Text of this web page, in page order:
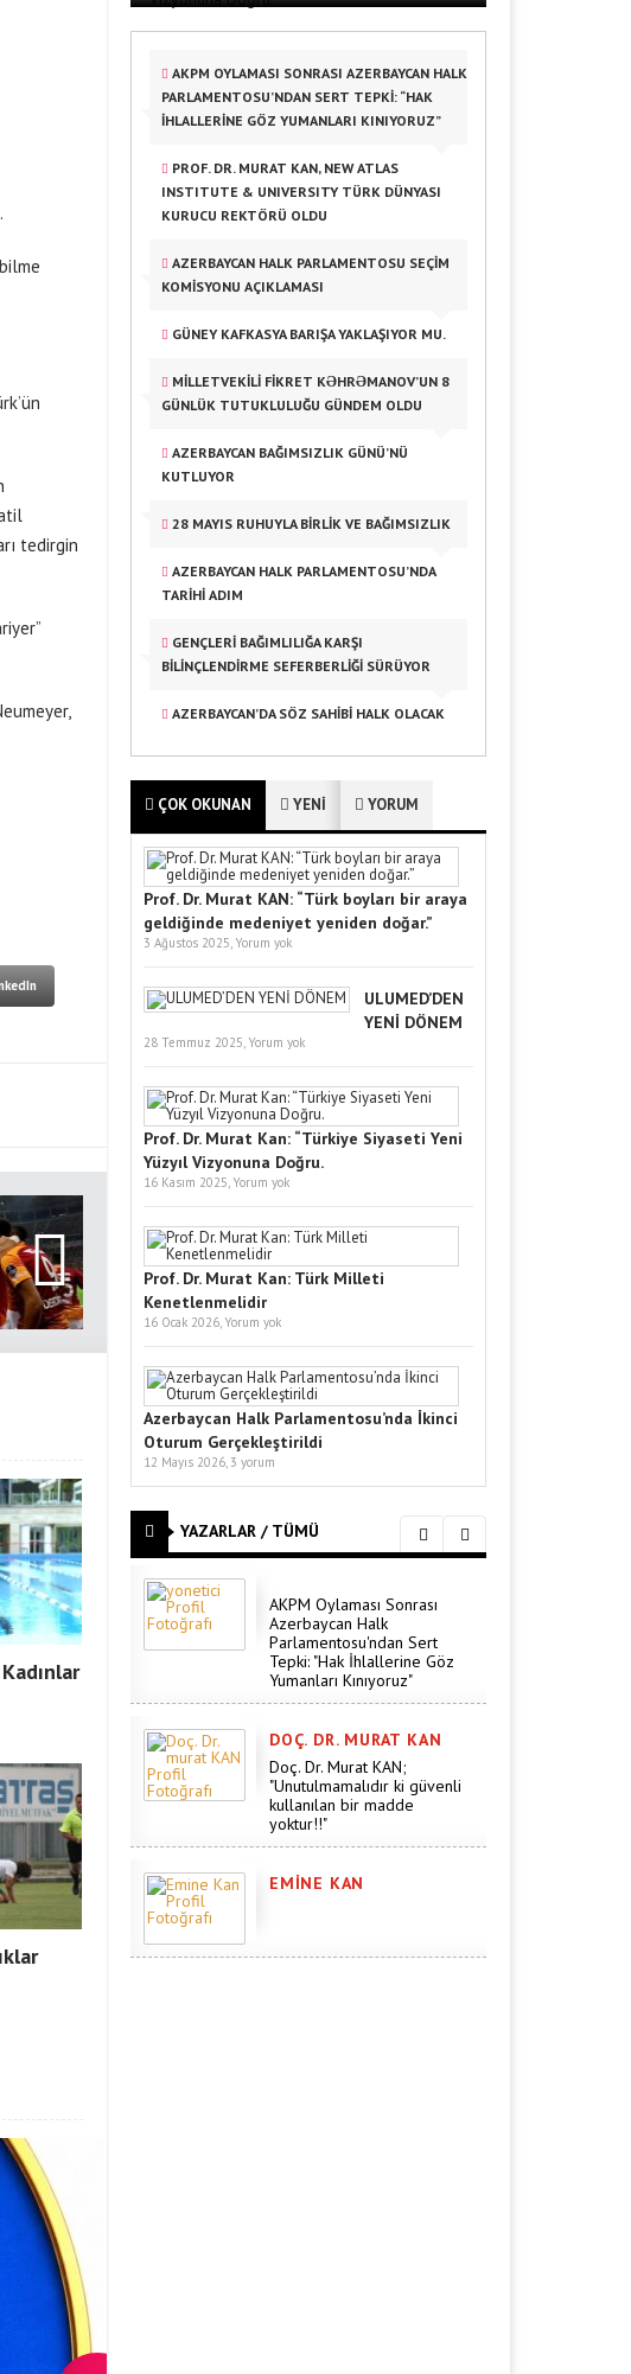
tedirgin
AKPM OYLAMASI SONRASI AZERBAYCAN HALK
PARLAMENTOSU’NDAN SERT TEPKI: “HAK
İHLALLERINE GÖZ YUMANLARI KINIYORUZ”
PROF. DR. MURAT KAN, NEW ATLAS
INSTITUTE & UNIVERSITY TÜRK DÜNYASI
KURUCU REKTÖRÜ OLDU
AZERBAYCAN HALK PARLAMENTOSU SEÇİM
KOMİSYONU AÇIKLAMASI
GÜNEY KAFKASYA BARIŞA YAKLAŞIYOR MU.
MİLLETVEKİLİ FİKRET KƏHRƏMANOV’UN 8
GÜNLÜK TUTUKLULUĞU GÜNDEM OLDU
AZERBAYCAN BAĞIMSIZLIK GÜNÜ’NÜ
KUTLUYOR
28 MAYIS RUHUYLA BIRLIK VE BAĞIMSIZLIK
AZERBAYCAN HALK PARLAMENTOSU’NDA
TARİHİ ADIM
GENÇLERI BAĞIMLILIĞA KARŞI
BILINÇLENDIRME SEFERBERLIĞI SÜRÜYOR
AZERBAYCAN’DA SÖZ SAHİBİ HALK OLACAK
ÇOK OKUNAN YENİ YORUM
Prof. Dr. Murat KAN: “Türk boyları bir araya
geldiğinde medeniyet yeniden doğar.”
3 Ağustos 2025, Yorum yok
ULUMED’DEN
YENİ DÖNEM
28 Temmuz 2025, Yorum yok
Prof. Dr. Murat Kan: “Türkiye Siyaseti Yeni
Yüzyıl Vizyonuna Doğru.
16 Kasım 2025, Yorum yok
Prof. Dr. Murat Kan: Türk Milleti
Kenetlenmelidir
16 Ocak 2026, Yorum yok
Azerbaycan Halk Parlamentosu’nda İkinci
Oturum Gerçekleştirildi
12 Mayıs 2026, 3 yorum
YAZARLAR / TÜMÜ
AKPM Oylaması Sonrası
Azerbaycan Halk
Parlamentosu'ndan Sert
Tepki: "Hak İhlallerine Göz
Yumanları Kınıyoruz"
DOÇ. DR. MURAT KAN
Doç. Dr. Murat KAN;
"Unutulmamalıdır ki güvenli
kullanılan bir madde
yoktur!!"
EMINE KAN